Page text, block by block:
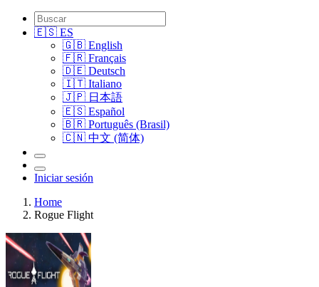
🇪🇸 ES
🇬🇧 English
🇫🇷 Français
🇩🇪 Deutsch
🇮🇹 Italiano
🇯🇵 日本語
🇪🇸 Español
🇧🇷 Português (Brasil)
🇨🇳 中文 (简体)
Iniciar sesión
Home
Rogue Flight